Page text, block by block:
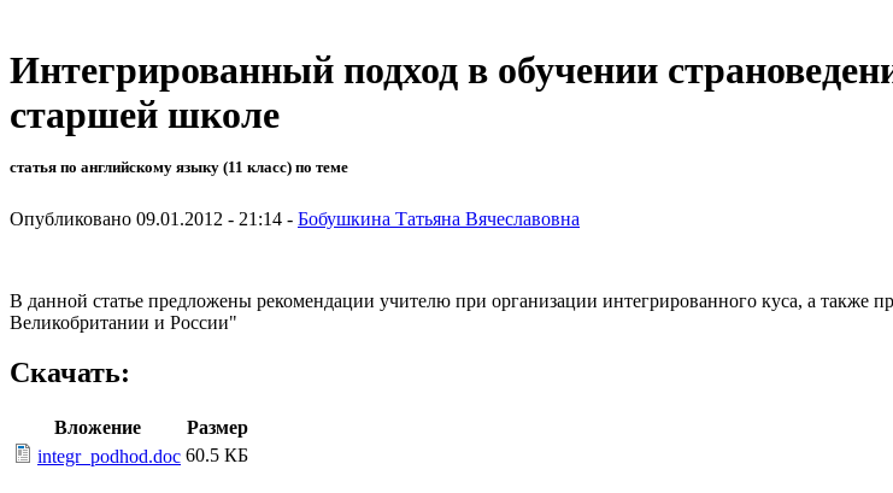
Интегрированный подход в обучении
старшей школе
статья по английскому языку (11 класс) по теме
Опубликовано 09.01.2012 - 21:14 - Бобушкина Татьяна Вячеславовна
В данной статье предложены рекомендации учителю при организации интегрированного куса, а
Великобритании и России"
Скачать:
Вложение
Размер
integr_podhod.doc 60.5 КБ